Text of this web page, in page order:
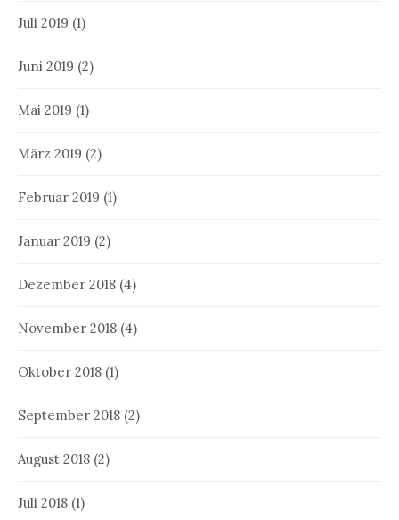
Juli 2019 (1)
Juni 2019 (2)
Mai 2019 (1)
März 2019 (2)
Februar 2019 (1)
Januar 2019 (2)
Dezember 2018 (4)
November 2018 (4)
Oktober 2018 (1)
September 2018 (2)
August 2018 (2)
Juli 2018 (1)